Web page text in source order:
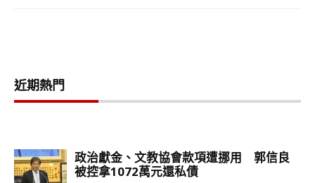
近期熱門